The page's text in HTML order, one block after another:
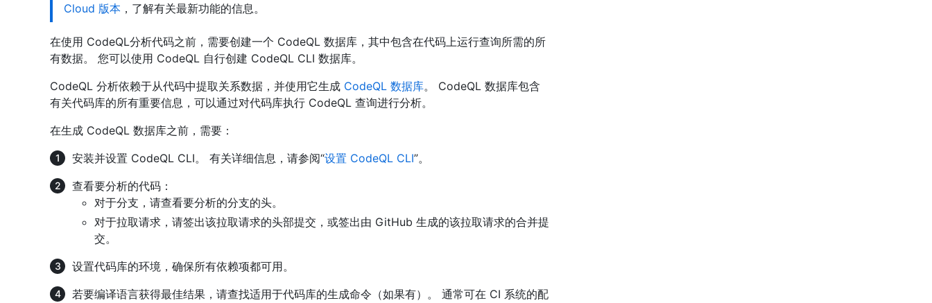
Cloud 版本 ，了解有关最新功能的信息。
在使用 CodeQL分析代码之前，需要创建一个 CodeQL 数据库，其中包含在代码上运行查询所需的所
有数据。 您可以使用 CodeQL 自行创建 CodeQL CLI 数据库。
CodeQL 分析依赖于从代码中提取关系数据，并使用它生成 CodeQL 数据库。 CodeQL 数据库包含
有关代码库的所有重要信息，可以通过对代码库执行 CodeQL 查询进行分析。
在生成 CodeQL 数据库之前，需要：
安装并设置 CodeQL CLI。 有关详细信息，请参阅“设置 CodeQL CLI”。
查看要分析的代码：
对于分支，请查看要分析的分支的头。
对于拉取请求，请签出该拉取请求的头部提交，或签出由 GitHub 生成的该拉取请求的合并提
交。
设置代码库的环境，确保所有依赖项都可用。
若要编译语言获得最佳结果，请查找适用于代码库的生成命令（如果有）。 通常可在 CI 系统的配